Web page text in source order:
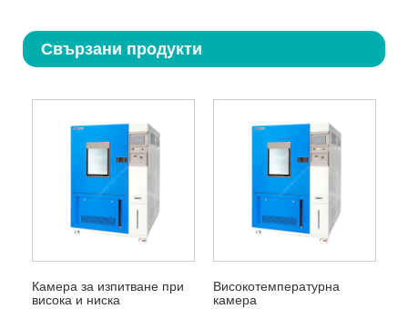
Свързани продукти
Камера за изпитване при
висока и ниска
Високотемпературна
камера